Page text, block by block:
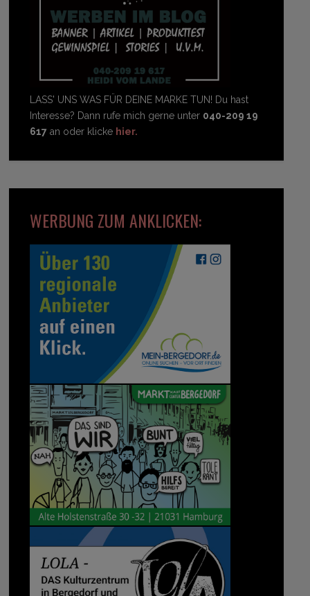
LASS' UNS WAS FÜR DEINE MARKE TUN! Du hast
Interesse? Dann rufe mich gerne unter 040-209 19
617 an oder klicke hier.
WERBUNG ZUM ANKLICKEN: